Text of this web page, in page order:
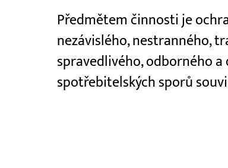
Předmětem činnosti je
nezávislého, nestranného,
spravedlivého, odborného
spotřebitelských sporů